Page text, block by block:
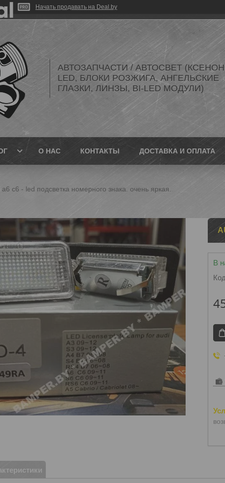
Начать продавать на Deal.by
АВТОЗАПЧАСТИ / АВТОСВЕТ
LED, БЛОКИ РОЗЖИГА, АНГЕЛЬСКИЕ
ГЛАЗКИ, ЛИНЗЫ, BI-LED МОДУЛИ)
О НАС КОНТАКТЫ ДОСТАВКА И ОПЛАТА
a6 c6 - led подсветка номерного знака. очень яркая.
В